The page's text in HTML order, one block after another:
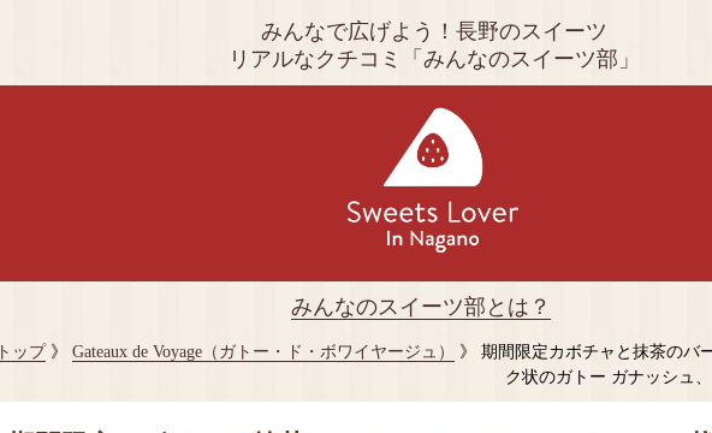
みんなで広げよう！長野のスイーツ
リアルなクチコミ「みんなのスイーツ部」
みんなのスイーツ部とは？
トップ》 Gateaux de Voyage（ガトー・ド・ボワイヤージュ）
》 期間限定カボチャと抹茶のバ
ク状のガトー ガナッシュ